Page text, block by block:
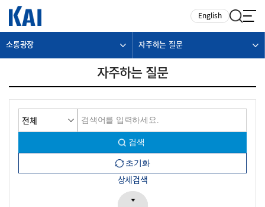
English
소통광장 자주하는 질문
자주하는 질문
상세검색